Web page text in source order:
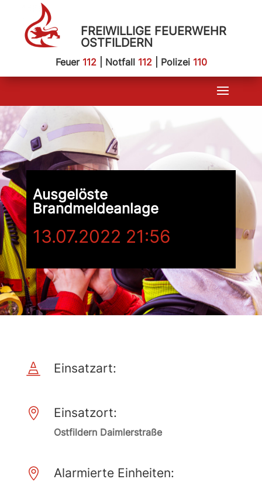
FREIWILLIGE FEUERWEHR
OSTFILDERN
Feuer 112| Notfall 112| Polizei 110
Ausgelöste
Brandmeldeanlage
13.07.2022 21:56
 Einsatzart:
 Einsatzort:
Ostfildern Daimlerstraße
 Alarmierte Einheiten: